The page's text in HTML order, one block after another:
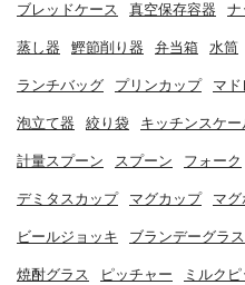
ブレッドケース 真空保存容器 ナ
蒸し器 鰹節削り器 弁当箱 水筒
ランチバッグ プリンカップ マド
泡立て器 絞り袋 キッチンスケー
計量スプーン スプーン フォーク
デミタスカップ マグカップ マ
ビールジョッキ ブランデーグラス
焼酎グラス ピッチャー ミルク